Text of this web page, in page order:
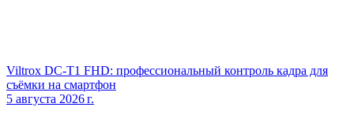
Viltrox DC‑T1 FHD: профессиональный контроль кадра для
съёмки на смартфон
5 августа 2026 г.